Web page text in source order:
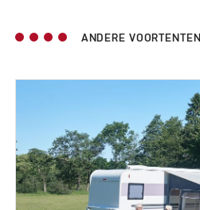
ANDERE VOORTENTEN